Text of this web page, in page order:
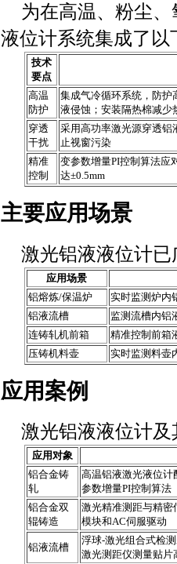
为在高温、粉尘
液位计系统集成了以
技术
要点
高温
防护
集成气冷循环系统，防护
液侵蚀；安装隔热棉减少
穿透
干扰
采用高功率激光源穿透铝
止视窗污染
精准
控制
变参数增量PI控制算法应
达±0.5mm
主要应用场景
激光铝液液位计
应用场景
铝熔炼/保温炉
实时监测炉内
铝液流槽
监测流槽内铝
连铸轧机前箱
精准控制前箱
压铸机料壶
实时监测料壶
应用案例
激光铝液液位计
应用对象
铝合金铸
轧
高温铝液激光液位计
参数增量PI控制算法
铝合金双
辊铸造
激光精准测距与精密
模块和AC伺服驱动
铝液流槽
浮球-激光组合式检
激光测距仪测量贴片